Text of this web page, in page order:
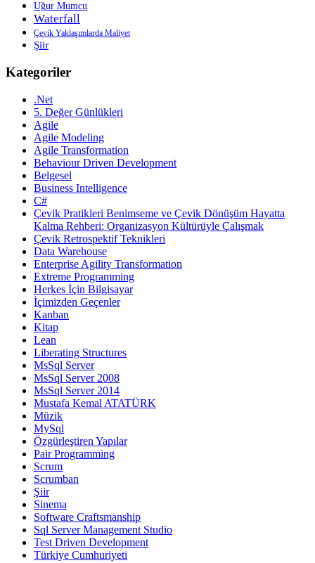
Uğur Mumcu
Waterfall
Çevik Yaklaşımlarda Maliyet
Şiir
Kategoriler
.Net
5. Değer Günlükleri
Agile
Agile Modeling
Agile Transformation
Behaviour Driven Development
Belgesel
Business Intelligence
C#
Çevik Pratikleri Benimseme ve Çevik Dönüşüm Hayatta
Kalma Rehberi: Organizasyon Kültürüyle Çalışmak
Çevik Retrospektif Teknikleri
Data Warehouse
Enterprise Agility Transformation
Extreme Programming
Herkes İçin Bilgisayar
İçimizden Geçenler
Kanban
Kitap
Lean
Liberating Structures
MsSql Server
MsSql Server 2008
MsSql Server 2014
Mustafa Kemal ATATÜRK
Müzik
MySql
Özgürleştiren Yapılar
Pair Programming
Scrum
Scrumban
Şiir
Sinema
Software Craftsmanship
Sql Server Management Studio
Test Driven Development
Türkiye Cumhuriyeti